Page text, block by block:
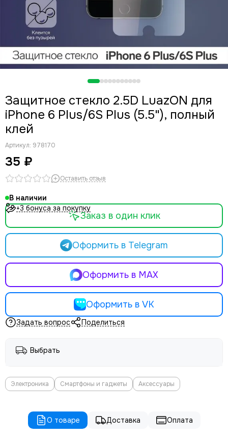
Защитное стекло 2.5D LuazON для
iPhone 6 Plus/6S Plus (5.5"), полный
клей
Артикул: 978170
35 ₽
Оставить отзыв
В наличии
+3 бонуса за покупку
Оформить в Telegram
Оформить в MAX
Оформить в VK
Заказ в один клик
Задать вопрос Поделиться
Выбрать
Электроника Смартфоны и гаджеты Аксессуары
О товаре Доставка Оплата